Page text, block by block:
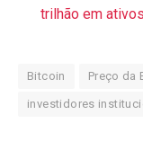
trilhão em
Bitcoin Preço da
investidores